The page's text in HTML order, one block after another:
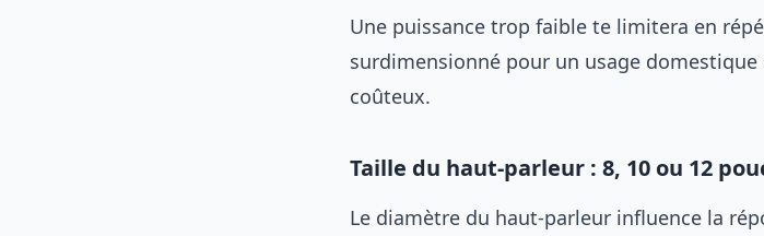
Une puissance trop faible te limitera en
surdimensionné pour un usage
coûteux.
Taille du haut-parleur : 8, 10 ou 12
Le diamètre du haut-parleur influence la